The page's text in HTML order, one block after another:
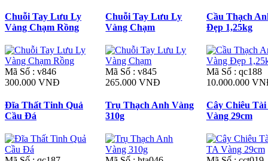
Chuỗi Tay Lưu Ly
Vàng Chạm Rồng
Mã Số : v846
300.000 VNĐ
Chuỗi Tay Lưu Ly
Vàng Chạm
Mã Số : v845
265.000 VNĐ
Cầu Thạch
Đẹp 1,25kg
Mã Số : qc188
10.000.000
Đĩa Thất Tinh Quả
Cầu Đá
Trụ Thạch Anh Vàng
310g
Cây Chiêu
Vàng 29cm